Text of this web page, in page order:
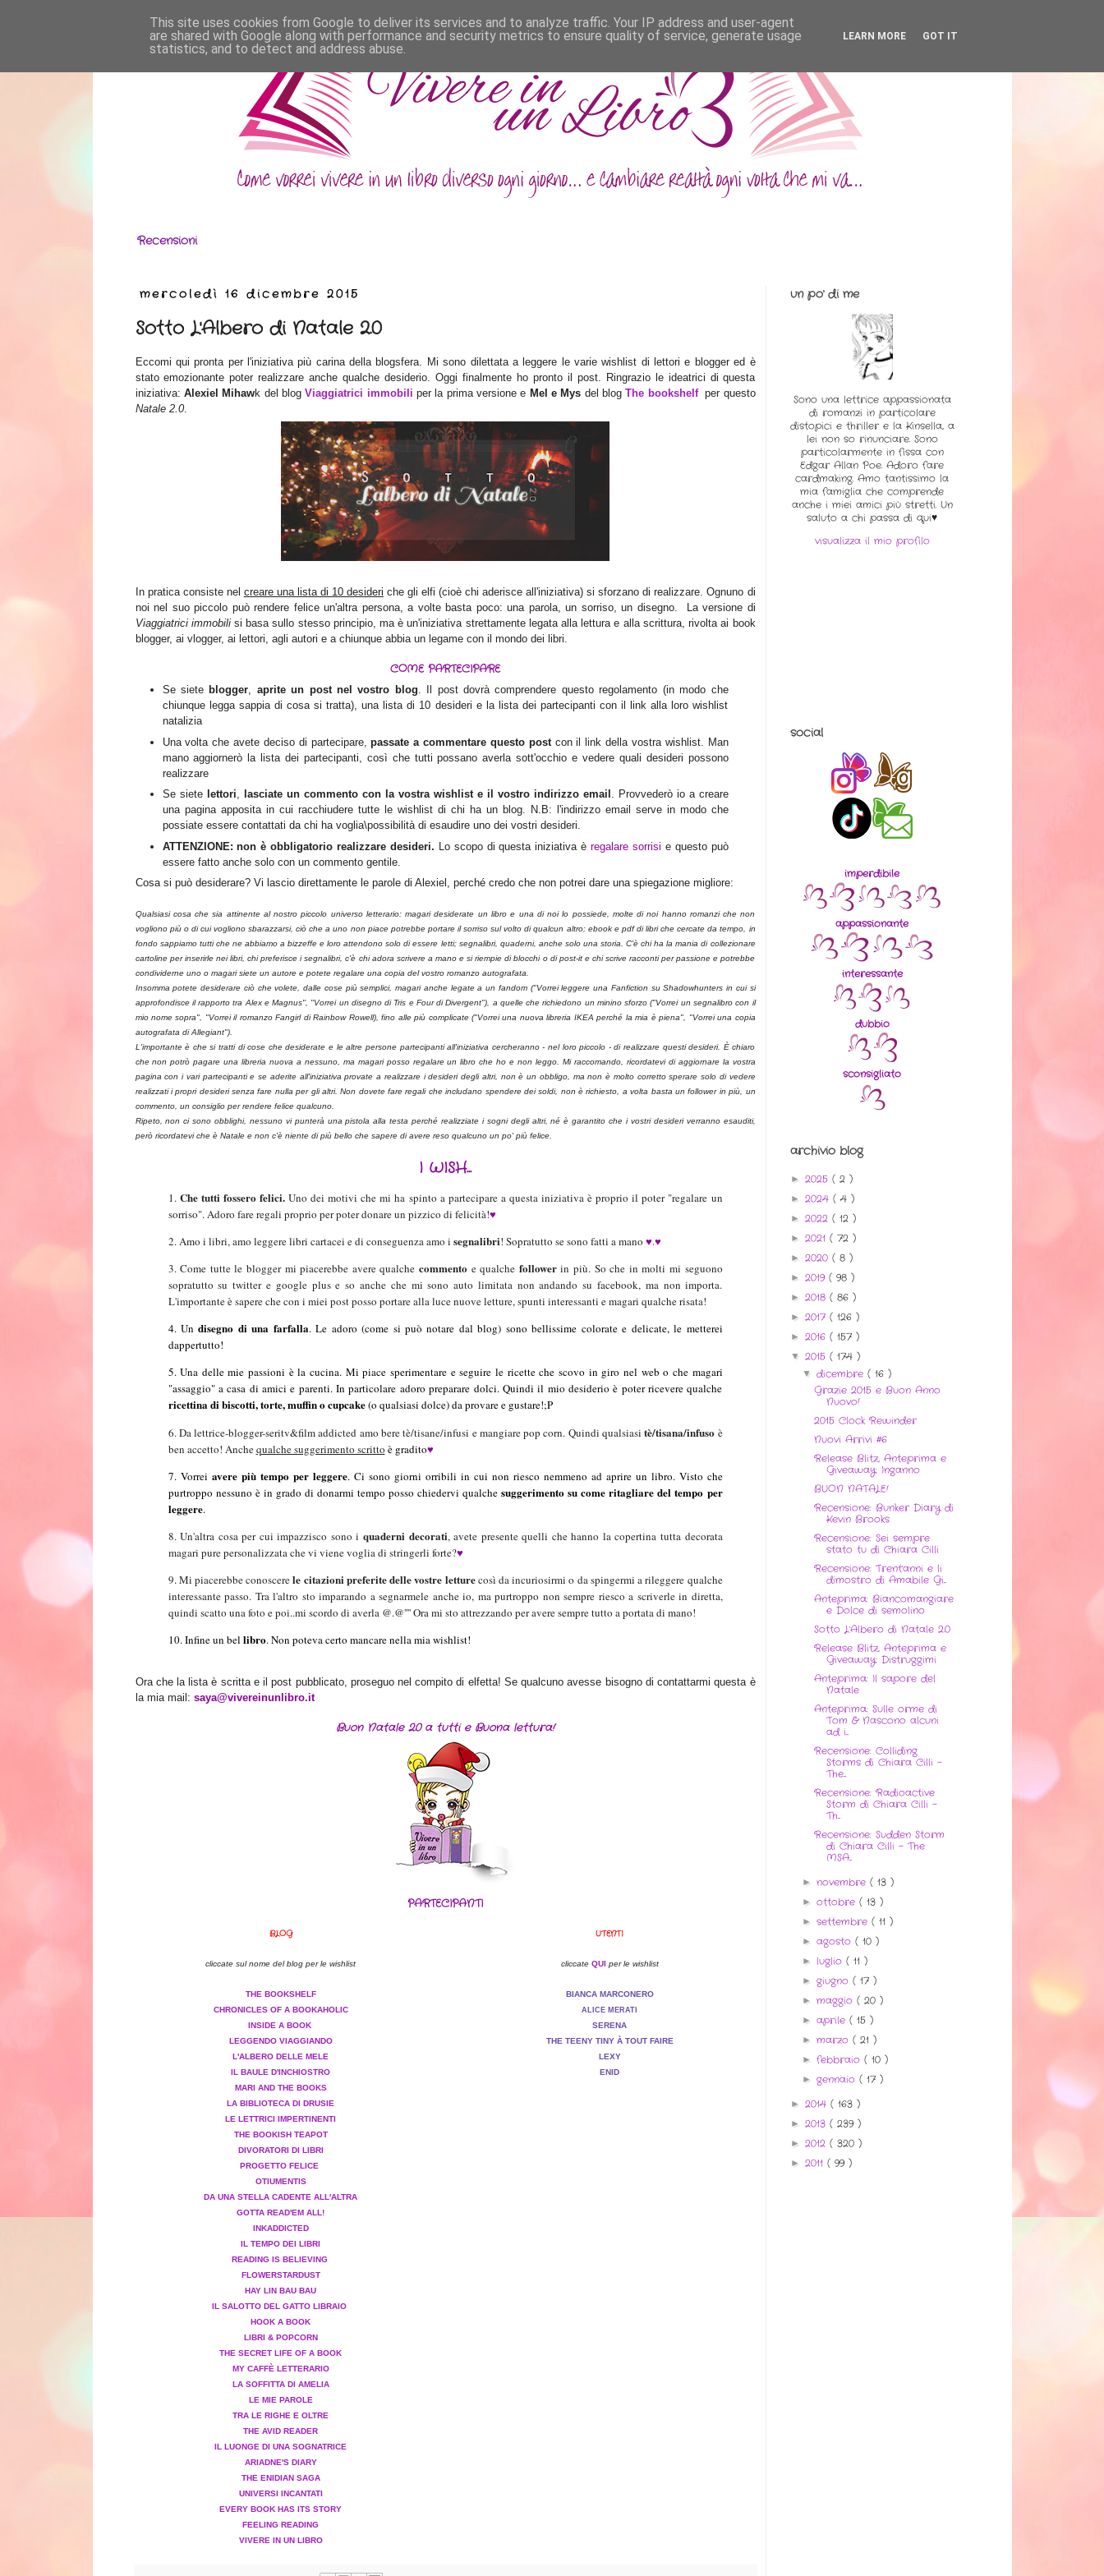
Recensioni
mercoledì 16 dicembre 2015
Sotto L'Albero di Natale 2.0
Eccomi qui pronta per l'iniziativa più carina della blogsfera. Mi sono dilettata a leggere le variewishlist di lettori e blogger ed è
stato emozionante poter realizzare anche qualche desiderio. Oggi finalmente ho pronto il post. Ringrazio le ideatrici di questa
iniziativa: Alexiel Mihawk del blogViaggiatrici immobili per la prima versione e Mel e Mys del blog The bookshelf per questo
Natale 2.0.
In pratica consiste nel creare una lista di 10 desideri che gli elfi (cioè chi aderisce all'iniziativa) si sforzano di realizzare. Ognuno di
noi nel suo piccolo può rendere felice un'altra persona, a volte basta poco: una parola, un sorriso, un disegno. La versione di
Viaggiatrici immobilisi basa sullo stesso principio, ma è un'iniziativa strettamente legata alla lettura e alla scrittura, rivolta ai book
blogger, ai vlogger, ai lettori, agli autori e a chiunque abbia un legame con il mondo dei libri.
COME PARTECIPARE
Se siete blogger, aprite un post nel vostro blog. Il post dovrà comprendere questo regolamento (in modo che
chiunque legga sappia di cosa si tratta), una lista di 10 desideri e la lista dei partecipanti con il link alla loro wishlist
natalizia
Una volta che avete deciso di partecipare,passate a commentare questo post con il link della vostra wishlist. Man
mano aggiornerò la lista dei partecipanti, così che tutti possano averla sott'occhio e vedere quali desideri possono
realizzare
Se siete lettori, lasciate un commento con la vostra wishlist e il vostro indirizzo email . Provvederò io a creare
una pagina apposita in cui racchiudere tutte le wishlist di chi ha un blog. N.B: l'indirizzo email serve in modo che
possiate essere contattati da chi ha voglia\possibilità di esaudire uno dei vostri desideri.
ATTENZIONE: non è obbligatorio realizzare desideri. Lo scopo di questa iniziativa è regalare sorrisi e questo può
essere fatto anche solo con un commento gentile.
Cosa si può desiderare? Vi lascio direttamente le parole di Alexiel, perché credo che non potrei dare una spiegazione migliore:
Qualsiasi cosa che sia attinente al nostro piccolo universo letterario: magari desiderate un libro e una di noi lo possiede, molte di noi hanno romanzi che non
vogliono più o di cui vogliono sbarazzarsi, ciò che a uno non piace potrebbe portare il sorriso sul volto di qualcun altro; ebook e pdf di libri che cercate da tempo, in
fondo sappiamo tutti che ne abbiamo a bizzeffe e loro attendono solo di essere letti; segnalibri, quaderni, anche solo una storia. C'è chi ha la mania di collezionare
cartoline per inserirle nei libri, chi preferisce i segnalibri, c'è chi adora scrivere a mano e si riempie di blocchi o di post-it e chi scrive racconti per passione e potrebbe
condividerne uno o magari siete un autore e potete regalare una copia del vostro romanzo autografata.
Insomma potete desiderare ciò che volete, dalle cose più semplici, magari anche legate a un fandom ("Vorrei leggere una Fanfiction su Shadowhunters in cui si
approfondisce il rapporto tra Alex e Magnus", "Vorrei un disegno di Tris e Four di Divergent"), a quelle che richiedono un minino sforzo ("Vorrei un segnalibro con il
mio nome sopra", "Vorrei il romanzo Fangirl di Rainbow Rowell), fino alle più complicate ("Vorrei una nuova libreria IKEA perché la mia è piena", "Vorrei una copia
autografata di Allegiant").
L'importante è che si tratti di cose che desiderate e le altre persone partecipanti all'iniziativa cercheranno - nel loro piccolo - di realizzare questi desideri. È chiaro
che non potrò pagare una libreria nuova a nessuno, ma magari posso regalare un libro che ho e non leggo. Mi raccomando, ricordatevi di aggiornare la vostra
pagina con i vari partecipanti e se aderite all'iniziativa provate a realizzare i desideri degli altri, non è un obbligo, ma non è molto corretto sperare solo di vedere
realizzati i propri desideri senza fare nulla per gli altri. Non dovete fare regali che includano spendere dei soldi, non è richiesto, a volta basta un follower in più, un
commento, un consiglio per rendere felice qualcuno.
Ripeto, non ci sono obblighi, nessuno vi punterà una pistola alla testa perché realizziate i sogni degli altri, né è garantito che i vostri desideri verranno esauditi,
però ricordatevi che è Natale e non c'è niente di più bello che sapere di avere reso qualcuno un po' più felice.
I WISH...
1. Che tutti fossero felici.Uno dei motivi che mi ha spinto a partecipare a questa iniziativa è proprio il poter "regalare un
sorriso". Adoro fare regali proprio per poter donare un pizzico di felicità!♥
2.Amo i libri, amo leggere libri cartacei e di conseguenza amo i segnalibri! Sopratutto se sono fatti a mano ♥.♥
3.Come tutte le blogger mi piacerebbe avere qualche commento e qualche followerin più. So che in molti mi seguono
sopratutto su twitter e google plus e so anche che mi sono auto limitata non andando su facebook, ma non importa.
L'importante è sapere che con i miei post posso portare alla luce nuove letture, spunti interessanti e magari qualche risata!
4. Un disegno di una farfalla. Le adoro (come si può notare dal blog) sono bellissime colorate e delicate, le metterei
dappertutto!
5.Una delle mie passioni è la cucina. Mi piace sperimentare e seguire le ricette che scovo in giro nel web o che magari
"assaggio" a casa di amici e parenti. In particolare adoro preparare dolci. Quindi il mio desiderio è poter ricevere qualche
ricettina di biscotti, torte, muffin o cupcake(o qualsiasi dolce) da provare e gustare!;P
6. Da lettrice-blogger-seritv&film addicted amo bere tè/tisane/infusi e mangiare pop corn. Quindi qualsiasitè/tisana/infuso è
ben accetto! Anchequalche suggerimento scritto è gradito♥
7. Vorrei avere più tempo per leggere. Ci sono giorni orribili in cui non riesco nemmeno ad aprire un libro. Visto che
purtroppo nessuno è in grado di donarmi tempo posso chiedervi qualchesuggerimento su come ritagliare del tempo per
leggere.
8.Un'altra cosa per cui impazzisco sono i quaderni decorati, avete presente quelli che hanno la copertina tutta decorata
magari pure personalizzata che vi viene voglia di stringerli forte?♥
9.Mi piacerebbe conoscerele citazioni preferite delle vostre letturecosì da incuriosirmi o da spingermi a rileggere qualche
interessante passo. Tra l'altro sto imparando a segnarmele anche io, ma purtroppo non sempre riesco a scriverle in diretta,
quindi scatto una foto e poi..mi scordo di averla @.@'''' Ora mi sto attrezzando per avere sempre tutto a portata di mano!
10. Infine un bel libro. Non poteva certo mancare nella mia wishlist!
Ora che la lista è scritta e il post pubblicato, proseguo nel compito di elfetta! Se qualcuno avesse bisogno di contattarmi questa è
la mia mail: saya@vivereinunlibro.it
Buon Natale 2.0 a tutti e Buona lettura!
PARTECIPANTI
BLOG
cliccate sul nome del blog per le wishlist
THE BOOKSHELF
CHRONICLES OF A BOOKAHOLIC
INSIDE A BOOK
LEGGENDO VIAGGIANDO
L'ALBERO DELLE MELE
IL BAULE D'INCHIOSTRO
MARI AND THE BOOKS
LA BIBLIOTECA DI DRUSIE
LE LETTRICI IMPERTINENTI
THE BOOKISH TEAPOT
DIVORATORI DI LIBRI
PROGETTO FELICE
OTIUMENTIS
DA UNA STELLA CADENTE ALL'ALTRA
GOTTA READ'EM ALL!
INKADDICTED
IL TEMPO DEI LIBRI
READING IS BELIEVING
FLOWERSTARDUST
HAY LIN BAU BAU
IL SALOTTO DEL GATTO LIBRAIO
HOOK A BOOK
LIBRI & POPCORN
THE SECRET LIFE OF A BOOK
MY CAFFÈ LETTERARIO
LA SOFFITTA DI AMELIA
LE MIE PAROLE
TRA LE RIGHE E OLTRE
THE AVID READER
IL LUONGE DI UNA SOGNATRICE
ARIADNE'S DIARY
THE ENIDIAN SAGA
UNIVERSI INCANTATI
EVERY BOOK HAS ITS STORY
FEELING READING
VIVERE IN UN LIBRO
UTENTI
cliccate QUI per le wishlist
BIANCA MARCONERO
ALICE MERATI
SERENA
THE TEENY TINY À TOUT FAIRE
LEXY
ENID
un po' di me
Sono una lettrice appassionata
di romanzi in particolare
distopici e thriller e la Kinsella, a
lei non so rinunciare. Sono
particolarmente in fissa con
Edgar Allan Poe. Adoro fare
cardmaking. Amo tantissimo la
mia famiglia che comprende
anche i miei amici più stretti. Un
saluto a chi passa di qui♥
visualizza il mio profilo
social
imperdibile
appassionante
interessante
dubbio
sconsigliato
archivio blog
► 2025 ( 2 )
► 2024 ( 4 )
► 2022 ( 12 )
► 2021 ( 72 )
► 2020 ( 8 )
► 2019 ( 98 )
► 2018 ( 86 )
► 2017 ( 126 )
► 2016 ( 157 )
▼ 2015 ( 174 )
▼ dicembre ( 16 )
Grazie 2015 e Buon Anno
Nuovo!
2015 Clock Rewinder
Nuovi Arrivi #6
Release Blitz, Anteprima e
Giveaway: Inganno
BUON NATALE!
Recensione: Bunker Diary di
Kevin Brooks
Recensione: Sei sempre
stato tu di Chiara Cilli
Recensione: Trent'anni e li
dimostro di Amabile Gi...
Anteprima: Biancomangiare
e Dolce di semolino
Sotto L'Albero di Natale 2.0
Release Blitz, Anteprima e
Giveaway: Distruggimi
Anteprima: Il sapore del
Natale
Anteprima: Sulle orme di
Tom & Nascono alcuni
ad i...
Recensione: Colliding
Storms di Chiara Cilli -
The...
Recensione: Radioactive
Storm di Chiara Cilli -
Th...
Recensione: Sudden Storm
di Chiara Cilli - The
MSA...
► novembre ( 13 )
► ottobre ( 13 )
► settembre ( 11 )
► agosto ( 10 )
► luglio ( 11 )
► giugno ( 17 )
► maggio ( 20 )
► aprile ( 15 )
► marzo ( 21 )
► febbraio ( 10 )
► gennaio ( 17 )
► 2014 ( 163 )
► 2013 ( 239 )
► 2012 ( 320 )
► 2011 ( 99 )
This site uses cookies from Google to deliver its services and to analyze traffic. Your IP address and user-agent
are shared with Google along with performance and security metrics to ensure quality of service, generate usage
statistics, and to detect and address abuse.
LEARN MORE GOT IT